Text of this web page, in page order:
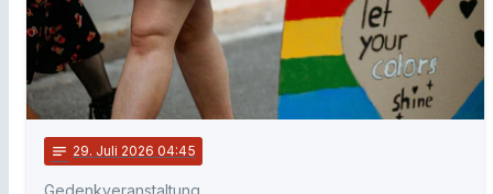
notes 29. Juli 2026 04:45